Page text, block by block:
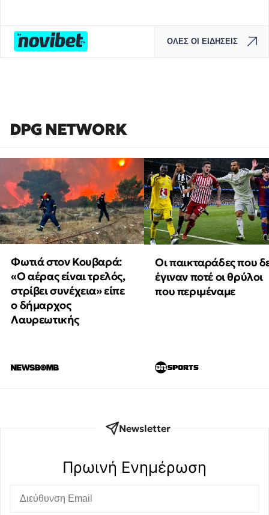
ΟΛΕΣ ΟΙ ΕΙΔΗΣΕΙΣ
DPG NETWORK
Φωτιά στον Κουβαρά:
«Ο αέρας είναι τρελός,
στρίβει συνέχεια» είπε
ο δήμαρχος
Λαυρεωτικής
Οι παικταράδες που
έγιναν ποτέ οι θρύλοι
που περιμέναμε
Newsletter
Πρωινή Eνημέρωση